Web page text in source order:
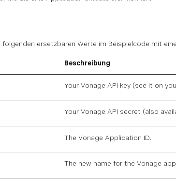
ersetzbaren Werte im Beispielcode mit
Beschreibung
Your Vonage API key (see it on
Your Vonage API secret (also
The Vonage Application ID.
The new name for the Vonage